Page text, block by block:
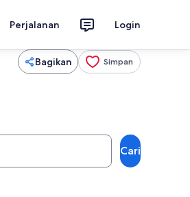
Perjalanan Login
Bagikan Simpan
Cari